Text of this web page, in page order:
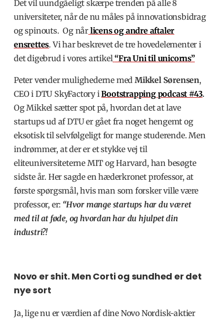
Det vil uundgåeligt skærpe trenden på alle 8
universiteter, når de nu måles på innovationsbidrag
og spinouts. Og når licens og andre aftaler
ensrettes. Vi har beskrevet de tre hovedelementer i
det digebrud i vores artikel“Fra Uni til unicorns”
Peter vender mulighederne med Mikkel Sørensen,
CEO i DTU SkyFactory iBootstrapping podcast #43.
Og Mikkel sætter spot på, hvordan det at lave
startups ud af DTU er gået fra noget hengemt og
eksotisk til selvfølgeligt for mange studerende. Men
indrømmer, at der er et stykke vej til
eliteuniversiteterne MIT og Harvard, han besøgte
sidste år. Her sagde en hæderkronet professor, at
første spørgsmål, hvis man som forsker ville være
professor, er: “Hvor mange startups har du været
med til at føde, og hvordan har du hjulpet din
industri?!
Novo er shit. Men Corti og sundhed er det
nye sort
Ja, lige nu er værdien af dine Novo Nordisk-aktier